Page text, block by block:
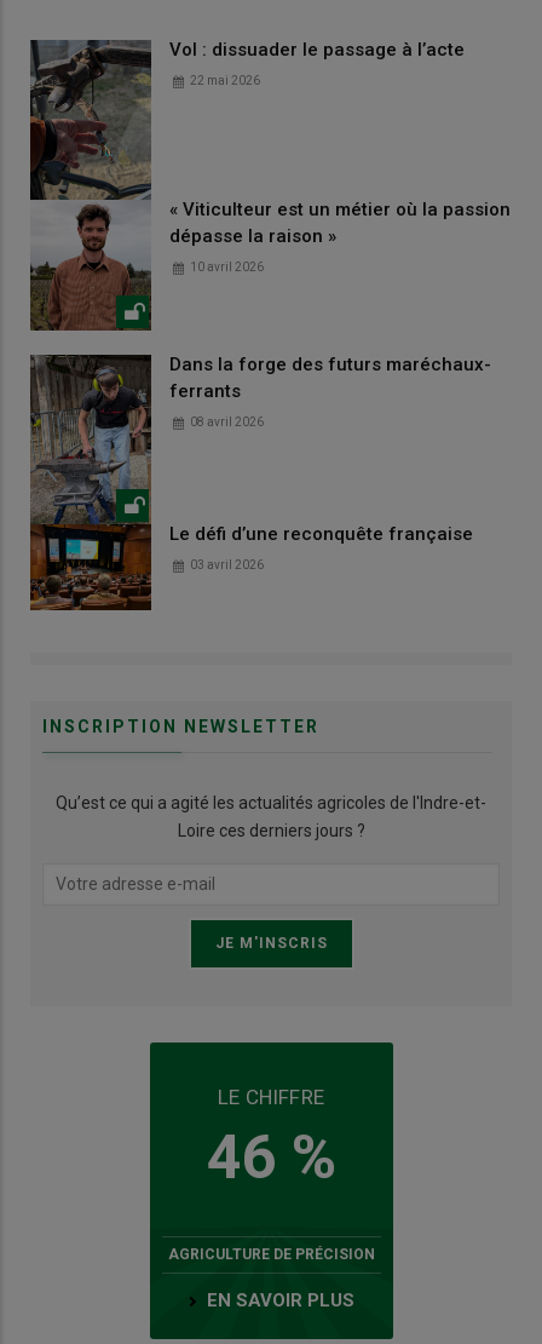
Vol : dissuader le passage à l’acte
22 mai 2026
« Viticulteur est un métier où la passion
dépasse la raison »
10 avril 2026
Dans la forge des futurs maréchaux-
ferrants
08 avril 2026
Le défi d’une reconquête française
03 avril 2026
INSCRIPTION NEWSLETTER
Qu’est ce qui a agité les actualités agricoles de l'Indre-et-
Loire ces derniers jours ?
LE CHIFFRE
46 %
AGRICULTURE DE PRÉCISION
EN SAVOIR PLUS